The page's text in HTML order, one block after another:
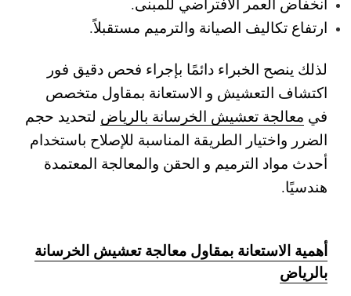
ارتفاع تكاليف الصيانة والترميم مستقبلاً.
لذلك ينصح الخبراء دائمًا بإجراء فحص دقيق فور
اكتشاف التعشيش و الاستعانة بمقاول متخصص
في معالجة تعشيش الخرسانة بالرياض لتحديد حجم
الضرر واختيار الطريقة المناسبة للإصلاح باستخدام
أحدث مواد الترميم و الحقن والمعالجة المعتمدة
هندسيًا.
أهمية الاستعانة بمقاول معالجة تعشيش الخرسانة
بالرياض